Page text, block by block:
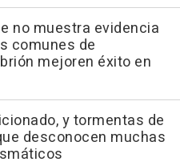
no muestra evidencia
comunes de
mejoren éxito en
y tormentas de
desconocen muchas